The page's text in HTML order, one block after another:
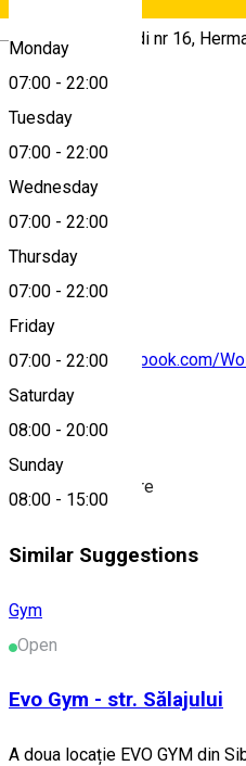
Monday
07:00 - 22:00
Tuesday
07:00 - 22:00
Wednesday
07:00 - 22:00
Thursday
07:00 - 22:00
Friday
07:00 - 22:00
Saturday
08:00 - 20:00
Sunday
08:00 - 15:00
giuseppe garibaldi nr 16,
Map
https://www.facebook.com/
About
Sporturi şi recreere
Similar Suggestions
Gym
Open
Evo Gym - str. Sălajului
A doua locație EVO GYM din